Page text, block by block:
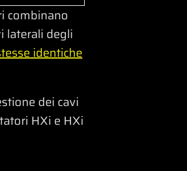
combinano
laterali degli
identiche
dei cavi
HXi e HXi